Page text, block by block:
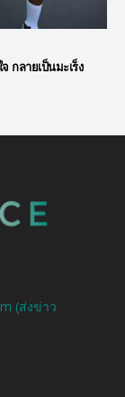
กลายเป็นมะเร็ง
(ส่งข่าว